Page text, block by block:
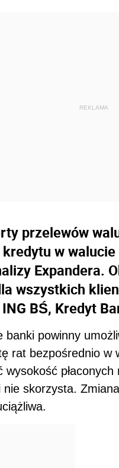
przelewów
w
Expandera.
wszystkich
BŚ, Kredyt
banki powinny
rat bezpośrednio w
płaconych
skorzysta.